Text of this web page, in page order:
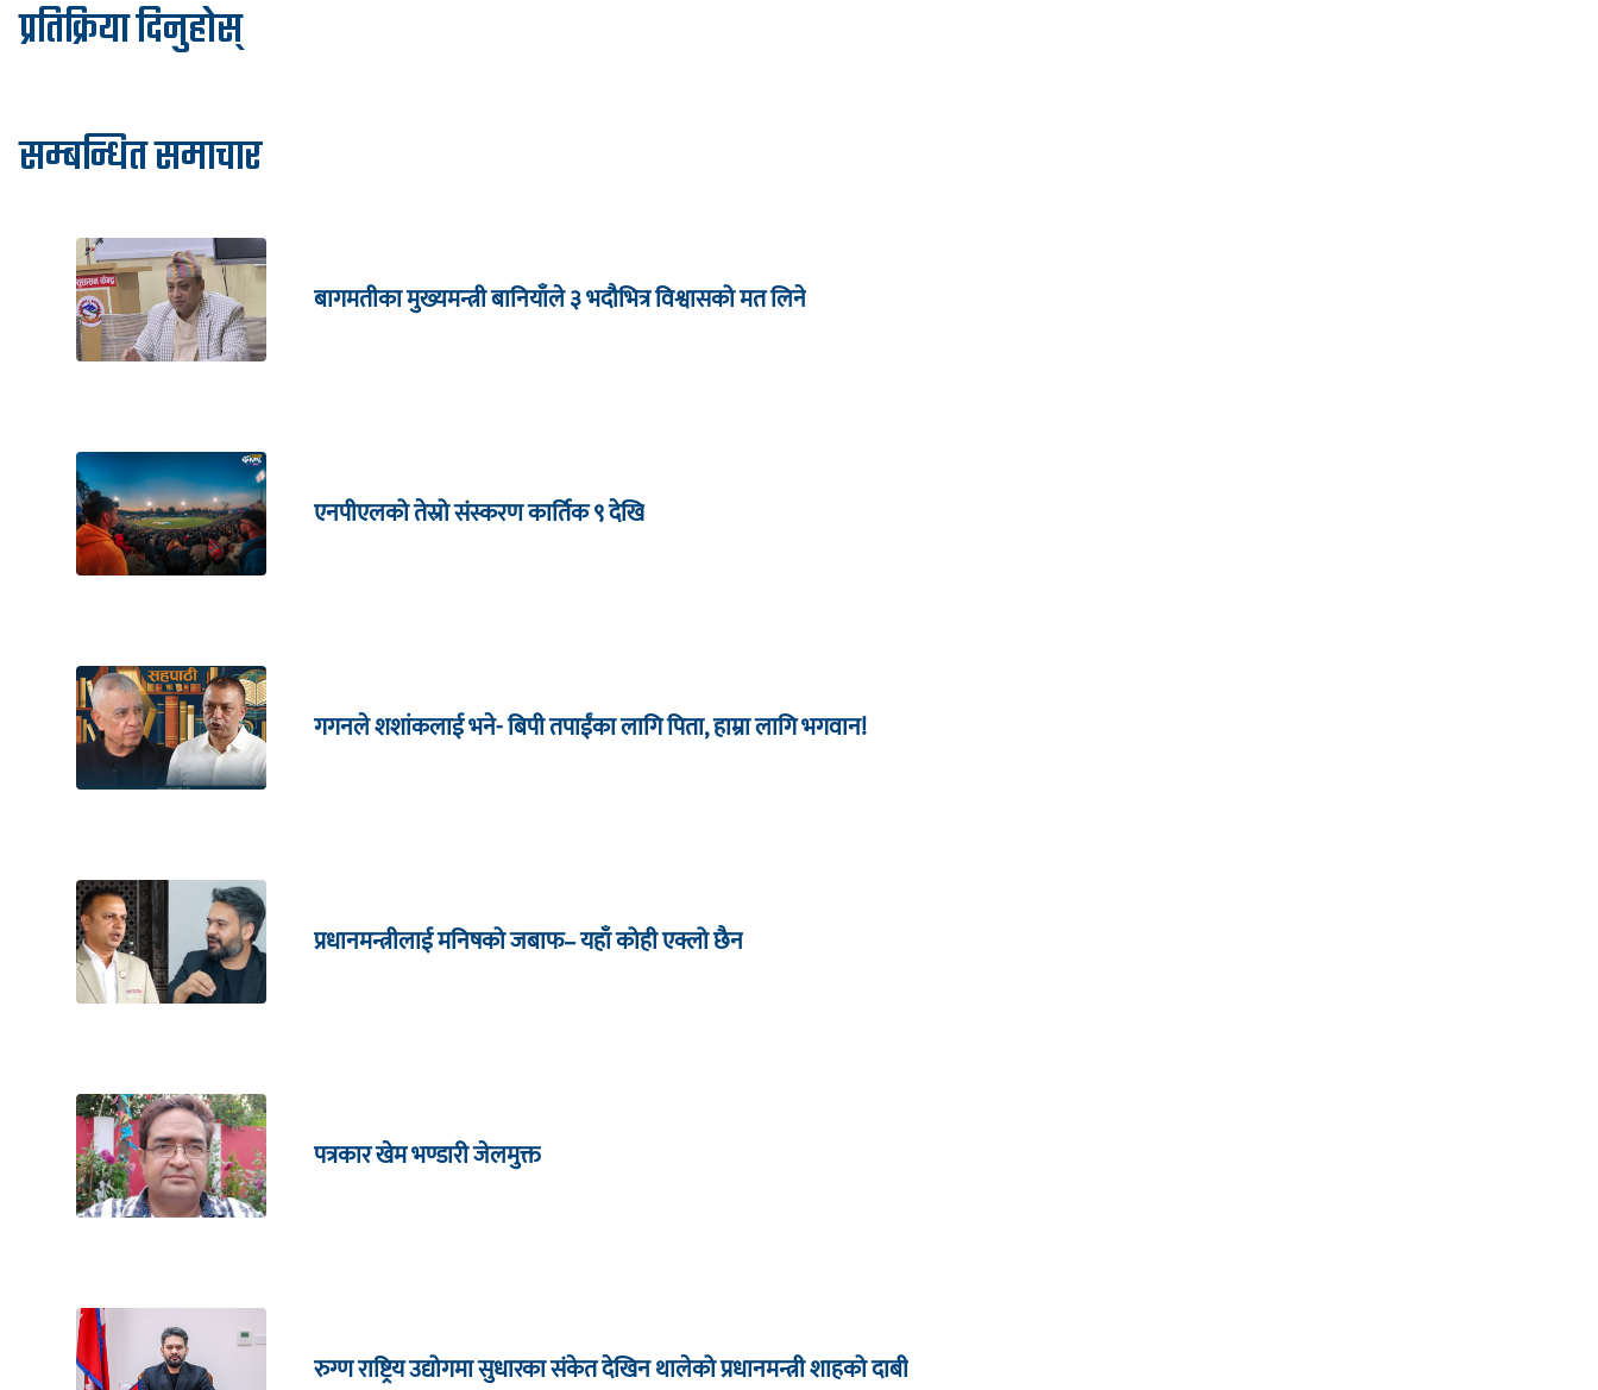
प्रतिक्रिया दिनुहोस्
सम्बन्धित समाचार
बागमतीका मुख्यमन्त्री बानियाँले ३ भदौभित्र विश्वासको मत लिने
एनपीएलको तेस्रो संस्करण कार्तिक ९ देखि
गगनले शशांकलाई भने- बिपी तपाईंका लागि पिता, हाम्रा लागि भगवान!
प्रधानमन्त्रीलाई मनिषको जबाफ– यहाँ कोही एक्लो छैन
पत्रकार खेम भण्डारी जेलमुक्त
रुग्ण राष्ट्रिय उद्योगमा सुधारका संकेत देखिन थालेको प्रधानमन्त्री शाहको दाबी